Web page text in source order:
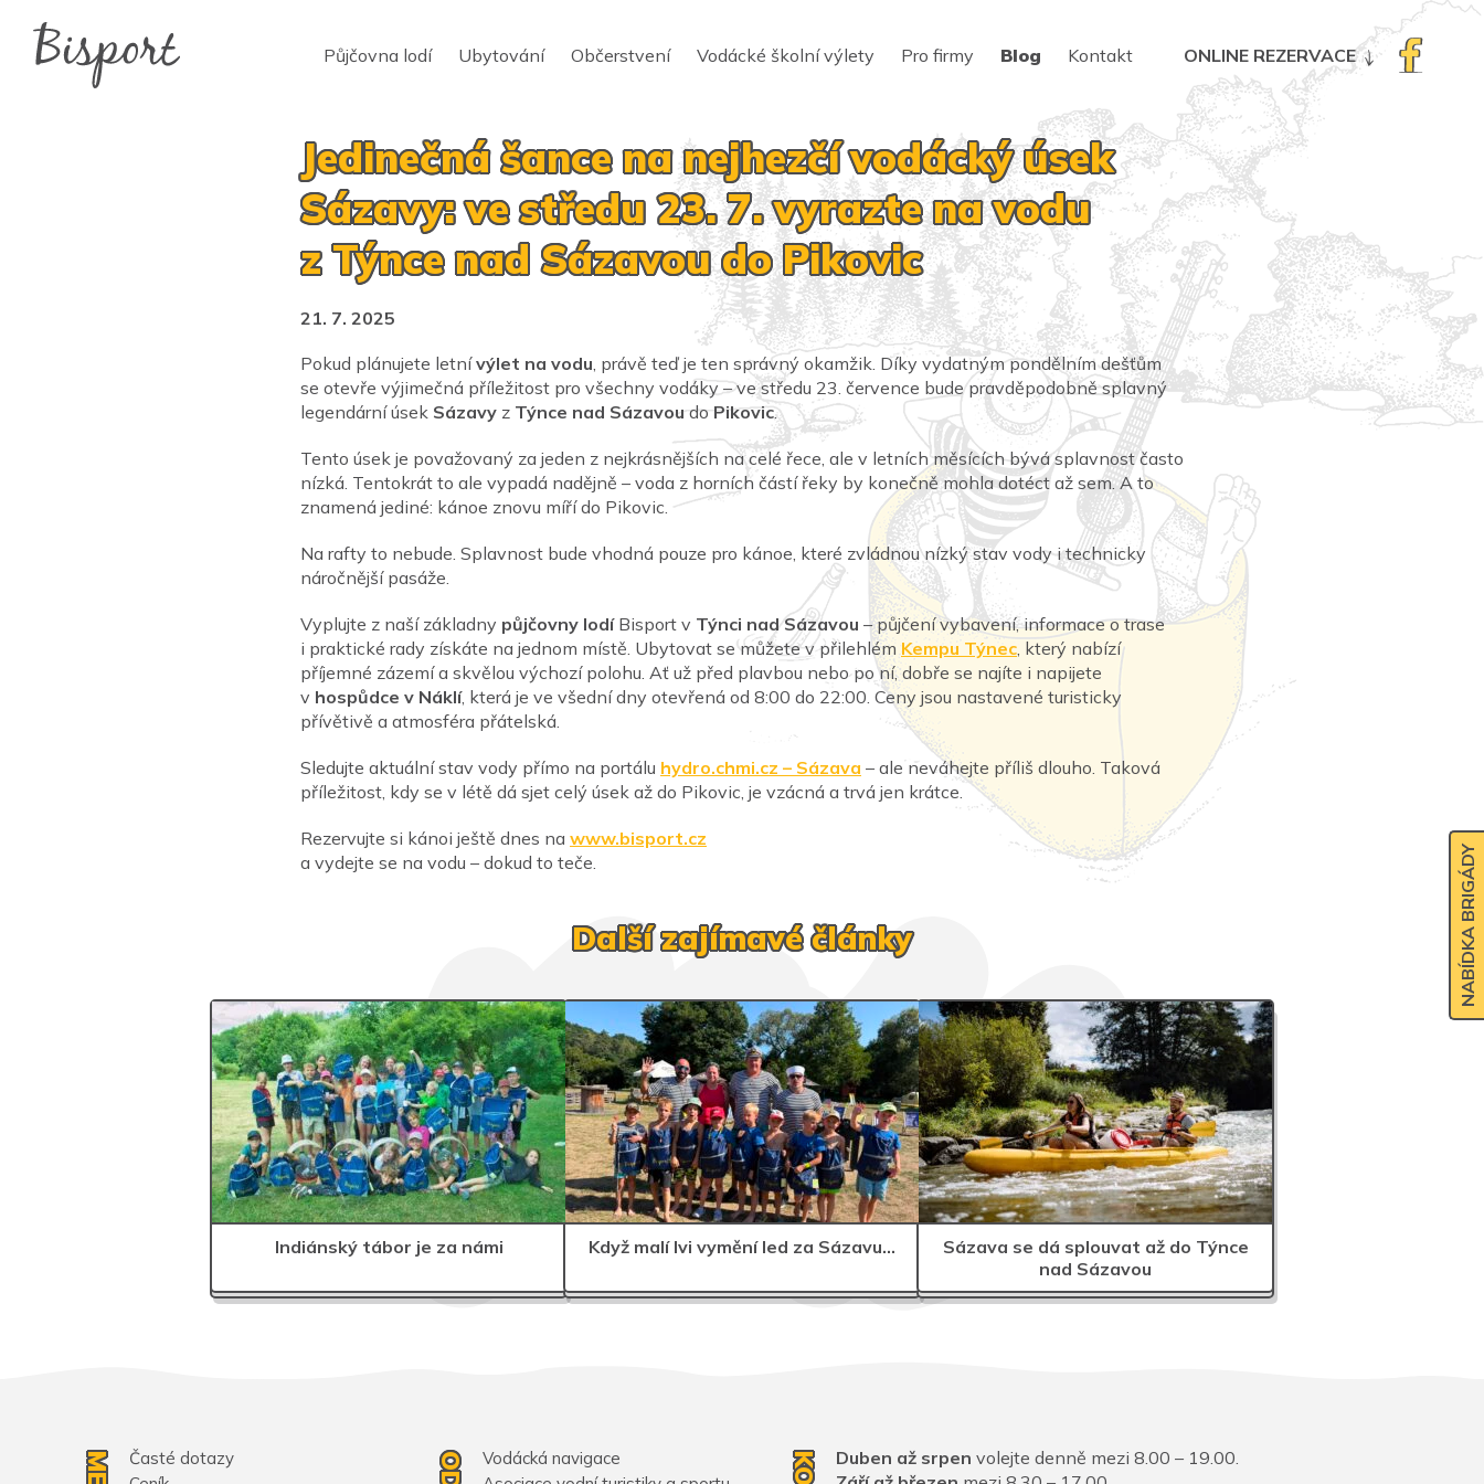
Půjčovna lodí Ubytování Občerstvení Vodácké školní výlety Pro firmy Blog Kontakt ONLINE REZERVACE
Jedinečná šance na nejhezčí vodácký úsek
Sázavy: ve středu 23. 7. vyrazte na vodu
z Týnce nad Sázavou do Pikovic
21. 7. 2025
Pokud plánujete letnívýlet na vodu, právě teď je ten správný okamžik. Díky vydatným pondělním dešťům
se otevře výjimečná příležitost pro všechny vodáky – ve středu 23. července bude pravděpodobně splavný
legendární úsek Sázavy z Týnce nad SázavoudoPikovic.
Tento úsek je považovaný za jeden z nejkrásnějších na celé řece, ale v letních měsících bývá splavnost často
nízká. Tentokrát to ale vypadá nadějně – voda z horních částí řeky by konečně mohla dotéct až sem. A to
znamená jediné: kánoe znovu míří do Pikovic.
Na rafty to nebude. Splavnost bude vhodná pouze pro kánoe, které zvládnou nízký stav vody i technicky
náročnější pasáže.
Vyplujte z naší základny půjčovny lodíBisport v Týnci nad Sázavou – půjčení vybavení, informace o trase
i praktické rady získáte na jednom místě. Ubytovat se můžete v přilehlém Kempu Týnec, který nabízí
příjemné zázemí a skvělou výchozí polohu. Ať už před plavbou nebo po ní, dobře se najíte i napijete
v hospůdce v Náklí, která je ve všední dny otevřená od 8:00 do 22:00. Ceny jsou nastavené turisticky
přívětivě a atmosféra přátelská.
Sledujte aktuální stav vody přímo na portálu hydro.chmi.cz – Sázava – ale neváhejte příliš dlouho. Taková
příležitost, kdy se v létě dá sjet celý úsek až do Pikovic, je vzácná a trvá jen krátce.
Rezervujte si kánoi ještě dnes na www.bisport.cz
a vydejte se na vodu – dokud to teče.
Další zajímavé články
Indiánský tábor je za námi Když malí lvi vymění led za Sázavu…
Sázava se dá splouvat až do Týnce
nad Sázavou
Časté dotazy
Vodácká navigace
Duben až srpen volejte denně mezi 8.00 – 19.00.
NABÍDKA BRIGÁDY